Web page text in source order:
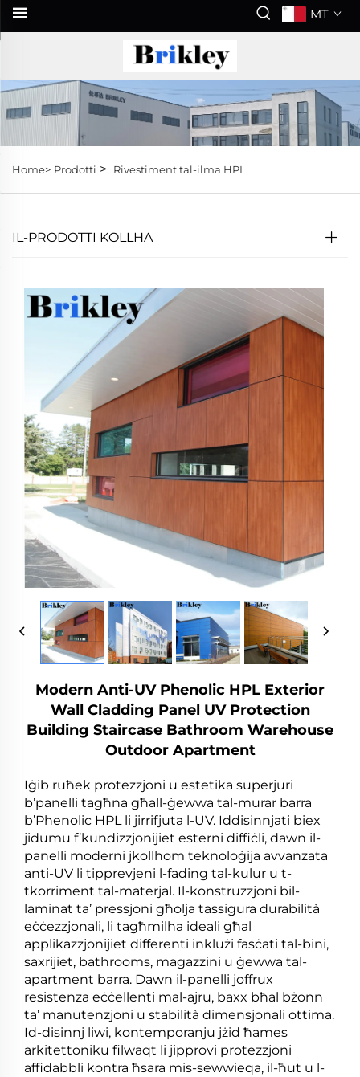
MT
Home> Prodotti > Rivestiment tal-ilma HPL
IL-PRODOTTI KOLLHA
Modern Anti-UV Phenolic HPL Exterior
Wall Cladding Panel UV Protection
Building Staircase Bathroom Warehouse
Outdoor Apartment
Iġib ruħek protezzjoni u estetika superjuri
b’panelli tagħna għall-ġewwa tal-murar barra
b’Phenolic HPL li jirrifjuta l-UV. Iddisinnjati biex
jidumu f’kundizzjonijiet esterni diffiċli, dawn il-
panelli moderni jkollhom teknoloġija avvanzata
anti-UV li tipprevjeni l-fading tal-kulur u t-
tkorriment tal-materjal. Il-konstruzzjoni bil-
laminat ta’ pressjoni għolja tassigura durabilità
eċċezzjonali, li tagħmilha ideali għal
applikazzjonijiet differenti inklużi fasċati tal-bini,
saxrijiet, bathrooms, magazzini u ġewwa tal-
apartment barra. Dawn il-panelli joffrux
resistenza eċċellenti mal-ajru, baxx bħal bżonn
ta’ manutenzjoni u stabilità dimensjonali ottima.
Id-disinnj liwi, kontemporanju jżid ħames
arkitettoniku filwaqt li jipprovi protezzjoni
affidabbli kontra ħsara mis-sewwieqa, il-ħut u l-